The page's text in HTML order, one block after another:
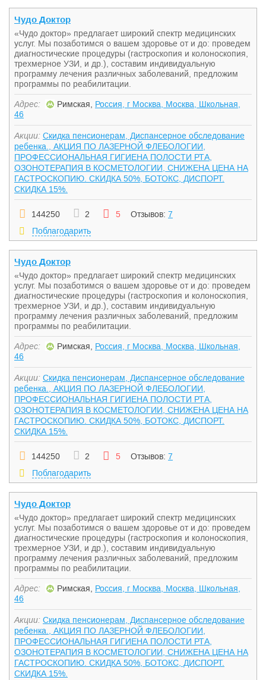
Чудо Доктор
«Чудо доктор» предлагает широкий спектр медицинских
услуг. Мы позаботимся о вашем здоровье от и до: проведем
диагностические процедуры (гастроскопия и колоноскопия,
трехмерное УЗИ, и др.), составим индивидуальную
программу лечения различных заболеваний, предложим
программы по реабилитации.
Адрес: Римская, Россия, г Москва, Москва, Школьная,
46
Акции: Скидка пенсионерам, Диспансерное обследование
ребенка., АКЦИЯ ПО ЛАЗЕРНОЙ ФЛЕБОЛОГИИ,
ПРОФЕССИОНАЛЬНАЯ ГИГИЕНА ПОЛОСТИ РТА,
ОЗОНОТЕРАПИЯ В КОСМЕТОЛОГИИ, СНИЖЕНА ЦЕНА НА
ГАСТРОСКОПИЮ. СКИДКА 50%, БОТОКС, ДИСПОРТ.
СКИДКА 15%.
144250 2 5 Отзывов: 7
Поблагодарить
Чудо Доктор
«Чудо доктор» предлагает широкий спектр медицинских
услуг. Мы позаботимся о вашем здоровье от и до: проведем
диагностические процедуры (гастроскопия и колоноскопия,
трехмерное УЗИ, и др.), составим индивидуальную
программу лечения различных заболеваний, предложим
программы по реабилитации.
Адрес: Римская, Россия, г Москва, Москва, Школьная,
46
Акции: Скидка пенсионерам, Диспансерное обследование
ребенка., АКЦИЯ ПО ЛАЗЕРНОЙ ФЛЕБОЛОГИИ,
ПРОФЕССИОНАЛЬНАЯ ГИГИЕНА ПОЛОСТИ РТА,
ОЗОНОТЕРАПИЯ В КОСМЕТОЛОГИИ, СНИЖЕНА ЦЕНА НА
ГАСТРОСКОПИЮ. СКИДКА 50%, БОТОКС, ДИСПОРТ.
СКИДКА 15%.
144250 2 5 Отзывов: 7
Поблагодарить
Чудо Доктор
«Чудо доктор» предлагает широкий спектр медицинских
услуг. Мы позаботимся о вашем здоровье от и до: проведем
диагностические процедуры (гастроскопия и колоноскопия,
трехмерное УЗИ, и др.), составим индивидуальную
программу лечения различных заболеваний, предложим
программы по реабилитации.
Адрес: Римская, Россия, г Москва, Москва, Школьная,
46
Акции: Скидка пенсионерам, Диспансерное обследование
ребенка., АКЦИЯ ПО ЛАЗЕРНОЙ ФЛЕБОЛОГИИ,
ПРОФЕССИОНАЛЬНАЯ ГИГИЕНА ПОЛОСТИ РТА,
ОЗОНОТЕРАПИЯ В КОСМЕТОЛОГИИ, СНИЖЕНА ЦЕНА НА
ГАСТРОСКОПИЮ. СКИДКА 50%, БОТОКС, ДИСПОРТ.
СКИДКА 15%.